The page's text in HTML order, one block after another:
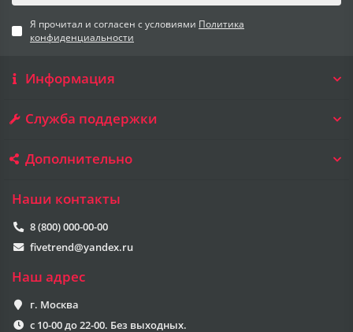
Я прочитал и согласен с условиями Политика
конфиденциальности
Информация
Служба поддержки
Дополнительно
Наши контакты
8 (800) 000-00-00
fivetrend@yandex.ru
Наш адрес
г. Москва
с 10-00 до 22-00. Без выходных.